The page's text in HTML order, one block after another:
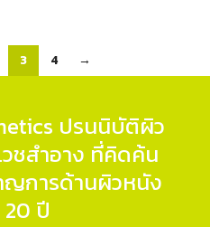
3 4 →
ปรนนิบัติผิว
ชสำอาง ที่คิดค้น
การด้านผิวหนัง
20 ปี